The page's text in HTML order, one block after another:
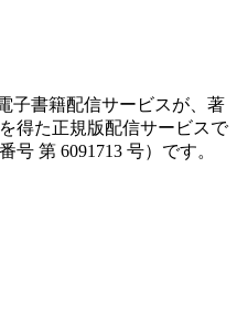
子書籍配信サービスが、著
得た正規版配信サービスで
第 6091713 号）です。